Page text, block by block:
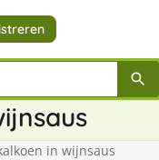
in wijnsaus